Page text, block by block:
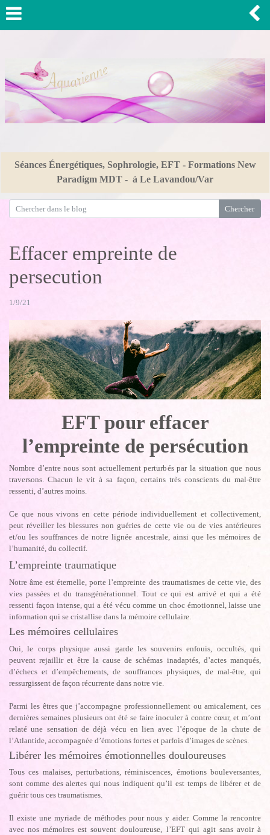
Séances Énergétiques, Sophrologie, EFT - Formations New
Paradigm MDT - à Le Lavandou/Var
Effacer empreinte de
persecution
1/9/21
EFT pour effacer
l’empreinte de persécution
Nombre d’entre nous sont actuellement perturbés par la situation que nous
traversons. Chacun le vit à sa façon, certains très conscients du mal-être
ressenti, d’autres moins.
Ce que nous vivons en cette période individuellement et collectivement,
peut réveiller les blessures non guéries de cette vie ou de vies antérieures
et/ou les souffrances de notre lignée ancestrale, ainsi que les mémoires de
l’humanité, du collectif.
L’empreinte traumatique
Notre âme est éternelle, porte l’empreinte des traumatismes de cette vie, des
vies passées et du transgénérationnel. Tout ce qui est arrivé et qui a été
ressenti façon intense, qui a été vécu comme un choc émotionnel, laisse une
information qui se cristallise dans la mémoire cellulaire.
Les mémoires cellulaires
Oui, le corps physique aussi garde les souvenirs enfouis, occultés, qui
peuvent rejaillir et être la cause de schémas inadaptés, d’actes manqués,
d’échecs et d’empêchements, de souffrances physiques, de mal-être, qui
ressurgissent de façon récurrente dans notre vie.
Parmi les êtres que j’accompagne professionnellement ou amicalement, ces
dernières semaines plusieurs ont été se faire inoculer à contre cœur, et m’ont
relaté une sensation de déjà vécu en lien avec l’époque de la chute de
l’Atlantide, accompagnée d’émotions fortes et parfois d’images de scènes.
Libérer les mémoires émotionnelles douloureuses
Tous ces malaises, perturbations, réminiscences, émotions bouleversantes,
sont comme des alertes qui nous indiquent qu’il est temps de libérer et de
guérir tous ces traumatismes.
Il existe une myriade de méthodes pour nous y aider. Comme la rencontre
avec nos mémoires est souvent douloureuse, l’EFT qui agit sans avoir à